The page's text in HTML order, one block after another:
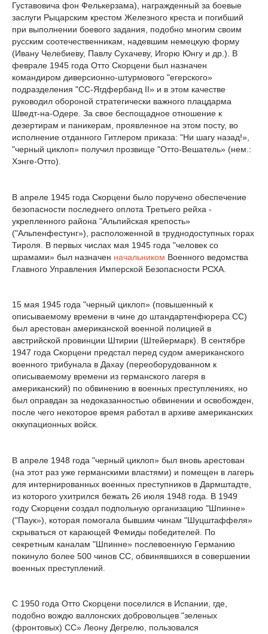
Густавовича фон Фелькерзама), награжденный за боевые
заслуги Рыцарским крестом Железного креста и погибший
при выполнении боевого задания, подобно многим своим
русским соотечественникам, надевшим немецкую форму
(Ивану Челебиеву, Павлу Сухачеву, Игорю Юнгу и др.). В
феврале 1945 года Отто Скорцени был назначен
командиром диверсионно-штурмового "егерского»
подразделения "СС-Ягдфербанд II» и в этом качестве
руководил обороной стратегически важного плацдарма
Шведт-на-Одере. За свое беспощадное отношение к
дезертирам и паникерам, проявленное на этом посту, во
исполнение отданного Гитлером приказа: "Ни шагу назад!»,
"черный циклоп» получил прозвище "Отто-Вешатель» (нем.:
Хэнге-Отто).
В апреле 1945 года Скорцени было поручено обеспечение
безопасности последнего оплота Третьего рейха -
укрепленного района "Альпийская крепость»
("Альпенфестунг»), расположенной в труднодоступных горах
Тироля. В первых числах мая 1945 года "человек со
шрамами» был назначен начальником Военного ведомства
Главного Управления Имперской Безопасности РСХА.
15 мая 1945 года "черный циклоп» (повышенный к
описываемому времени в чине до штандартенфюрера СС)
был арестован американской военной полицией в
австрийской провинции Штирии (Штейермарк). В сентябре
1947 года Скорцени предстал перед судом американского
военного трибунала в Дахау (переоборудованном к
описываемому времени из германского лагеря в
американский) по обвинению в военных преступлениях, но
был оправдан за недоказанностью обвинении и освобожден,
после чего некоторое время работал в архиве американских
оккупационных войск.
В апреле 1948 года "черный циклоп» был вновь арестован
(на этот раз уже германскими властями) и помещен в лагерь
для интернированных военных преступников в Дармштадте,
из которого ухитрился бежать 26 июля 1948 года. В 1949
году Скорцени создал подпольную организацию "Шпинне»
("Паук»), которая помогала бывшим чинам "Шуцштаффеля»
скрываться от карающей Фемиды победителей. По
секретным каналам "Шпинне» послевоенную Германию
покинуло более 500 чинов СС, обвинявшихся в совершении
военных преступлений.
С 1950 года Отто Скорцени поселился в Испании, где,
подобно вождю валлонских добровольцев "зеленых
(фронтовых) СС» Леону Дегрелю, пользовался